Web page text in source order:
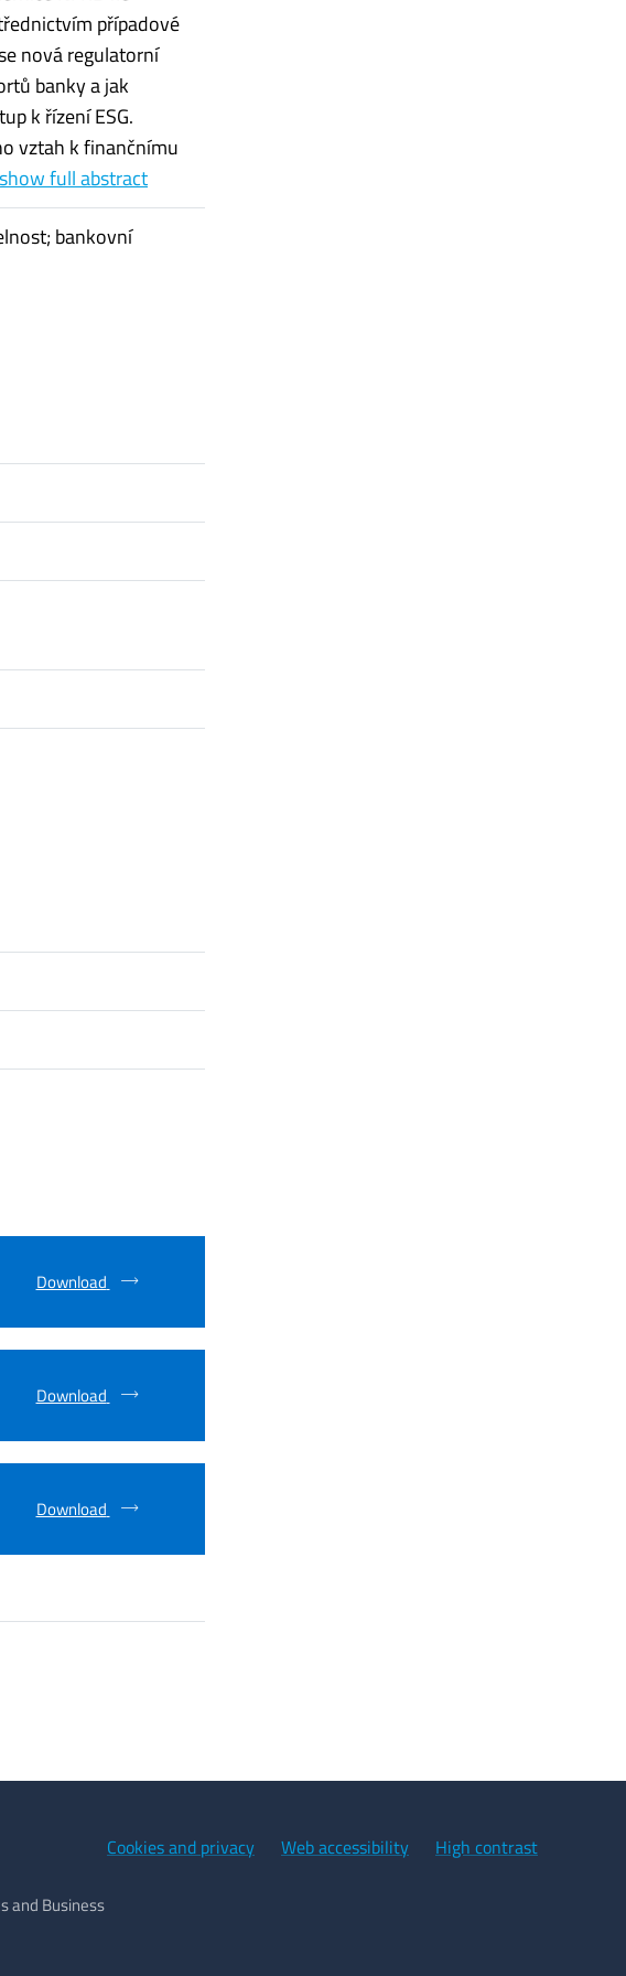
případové
nová regulatorní
banky a jak
k řízení ESG.
vztah k finančnímu
show full abstract
bankovní
Download
Download
Download
Cookies and privacy Web accessibility High contrast
and Business